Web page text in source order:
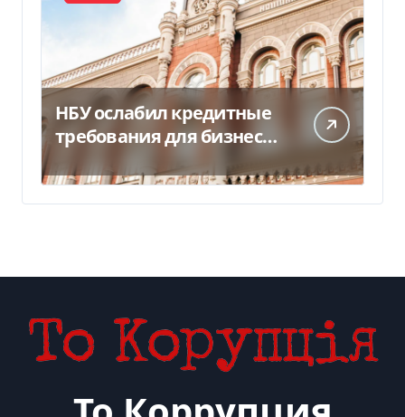
НБУ ослабил кредитные
требования для бизнеса
и аграриев из-за атак РФ